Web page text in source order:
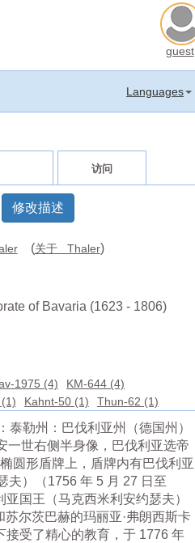
guest
Languages
访问
修改描述
(关于 Thaler)
of Bavaria (1623 - 1806)
1975 (4)
KM-644 (4)
Kahnt-50 (1) Thun-62 (1)
勒州：巴伐利亚州（德国州）
一世右侧半身像，巴伐利亚选帝
圆形盾牌上，盾牌内有巴伐利亚
夫）（1756 年 5 月 27 日至
国王（马克西米利安约瑟夫）
尔茨巴赫的玛丽亚·弗朗西斯卡
受了精心的教育，于 1776 年